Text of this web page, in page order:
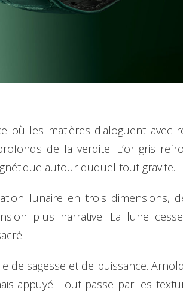
où les matières dialoguent avec
de la verdite. L’or gris
autour duquel tout gravite.
lunaire en trois dimensions,
plus narrative. La lune cesse
de sagesse et de puissance.
appuyé. Tout passe par les